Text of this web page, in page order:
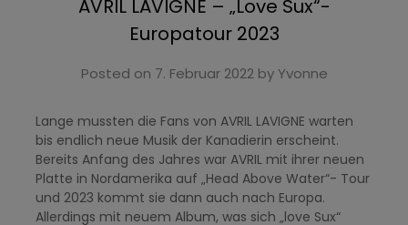
AVRIL LAVIGNE – „Love Sux“-
Europatour 2023
Posted on 7. Februar 2022byYvonne
Lange mussten die Fans von AVRIL LAVIGNE warten
bis endlich neue Musik der Kanadierin erscheint.
Bereits Anfang des Jahres war AVRIL mit ihrer neuen
Platte in Nordamerika auf „Head Above Water“- Tour
und 2023 kommt sie dann auch nach Europa.
Allerdings mit neuem Album, was sich „love Sux“